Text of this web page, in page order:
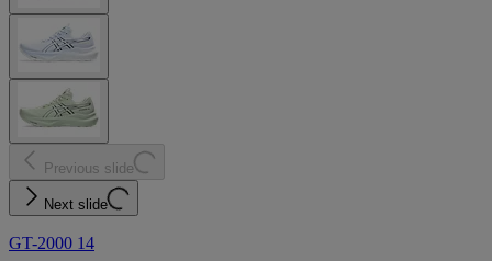
Previous slide
Next slide
GT-2000 14